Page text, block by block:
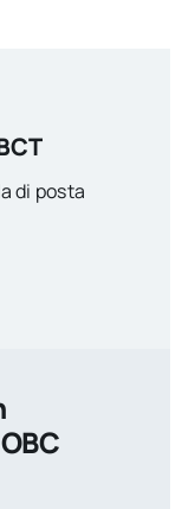
di posta